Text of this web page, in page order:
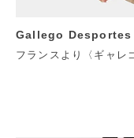
Gallego Desportes
フランスより〈ギャレ